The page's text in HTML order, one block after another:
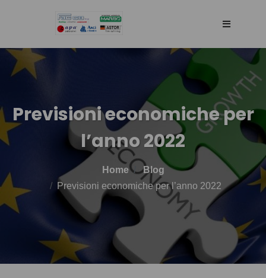
SELLING WEB
TECHNOLOGY
PRODOTTI
BLOG
Previsioni economiche per
l’anno 2022
Home
Blog
Previsioni economiche per l’anno 2022